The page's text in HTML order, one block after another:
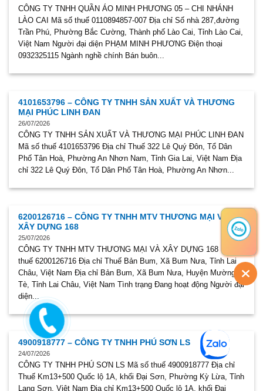
CÔNG TY TNHH QUẦN ÁO MINH PHƯƠNG 05 – CHI NHÁNH
LÀO CAI Mã số thuế 0110894857-007 Địa chỉ Số nhà 287,đường
Trần Phú, Phường Bắc Cường, Thành phố Lào Cai, Tỉnh Lào Cai,
Việt Nam Người đại diện PHẠM MINH PHƯƠNG Điện thoại
0932325115 Ngành nghề chính Bán buôn...
4101653796 – CÔNG TY TNHH SẢN XUẤT VÀ THƯƠNG
MẠI PHÚC LINH ĐAN
26/07/2026
CÔNG TY TNHH SẢN XUẤT VÀ THƯƠNG MẠI PHÚC LINH ĐAN
Mã số thuế 4101653796 Địa chỉ Thuế 322 Lê Quý Đôn, Tổ Dân
Phố Tân Hoà, Phường An Nhơn Nam, Tỉnh Gia Lai, Việt Nam Địa
chỉ 322 Lê Quý Đôn, Tổ Dân Phố Tân Hoà, Phường An Nhơn...
6200126716 – CÔNG TY TNHH MTV THƯƠNG MẠI VÀ
XÂY DỰNG 168
25/07/2026
CÔNG TY TNHH MTV THƯƠNG MẠI VÀ XÂY DỰNG 168 Mã số
thuế 6200126716 Địa chỉ Thuế Bản Bum, Xã Bum Nưa, Tỉnh Lai
Châu, Việt Nam Địa chỉ Bản Bum, Xã Bum Nưa, Huyện Mường
Tè, Tỉnh Lai Châu, Việt Nam Tình trạng Đang hoạt động Người đại
diện...
4900918777 – CÔNG TY TNHH PHÚ SƠN LS
24/07/2026
CÔNG TY TNHH PHÚ SƠN LS Mã số thuế 4900918777 Địa chỉ
Thuế Km13+500 Quốc lộ 1A, khối Đại Sơn, Phường Kỳ Lừa, Tỉnh
Lạng Sơn, Việt Nam Địa chỉ Km13+500 Quốc lộ 1A, khối Đại